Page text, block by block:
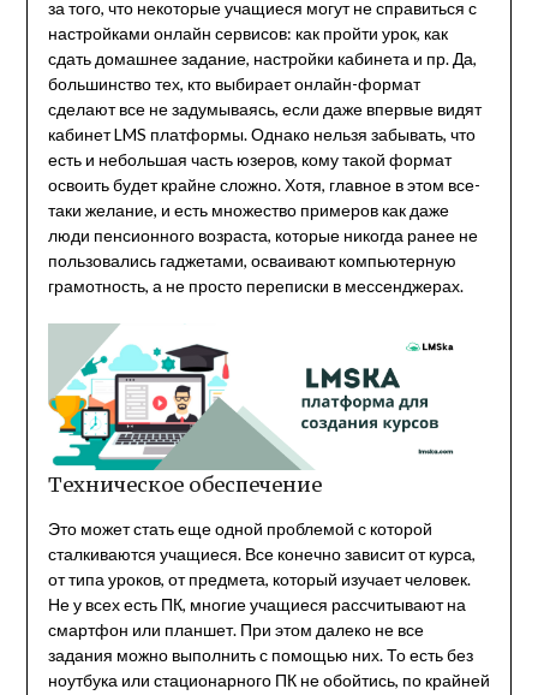
за того, что некоторые учащиеся могут не справиться с
настройками онлайн сервисов: как пройти урок, как
сдать домашнее задание, настройки кабинета и пр. Да,
большинство тех, кто выбирает онлайн-формат
сделают все не задумываясь, если даже впервые видят
кабинет LMS платформы. Однако нельзя забывать, что
есть и небольшая часть юзеров, кому такой формат
освоить будет крайне сложно. Хотя, главное в этом все-
таки желание, и есть множество примеров как даже
люди пенсионного возраста, которые никогда ранее не
пользовались гаджетами, осваивают компьютерную
грамотность, а не просто переписки в мессенджерах.
Техническое обеспечение
Это может стать еще одной проблемой с которой
сталкиваются учащиеся. Все конечно зависит от курса,
от типа уроков, от предмета, который изучает человек.
Не у всех есть ПК, многие учащиеся рассчитывают на
смартфон или планшет. При этом далеко не все
задания можно выполнить с помощью них. То есть без
ноутбука или стационарного ПК не обойтись, по крайней